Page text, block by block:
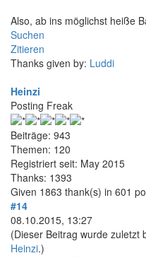
Also, ab ins möglichst heiße
Suchen
Zitieren
Thanks given by: Luddi
Heinzi
Posting Freak
Beiträge: 943
Themen: 120
Registriert seit: May 2015
Thanks: 1393
Given 1863 thank(s) in 601
#14
08.10.2015, 13:27
(Dieser Beitrag wurde zuletzt
Heinzi.)